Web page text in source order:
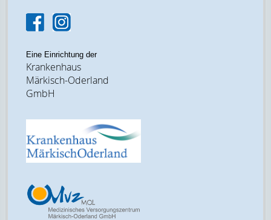
Eine Einrichtung der
Krankenhaus
Märkisch-Oderland
GmbH